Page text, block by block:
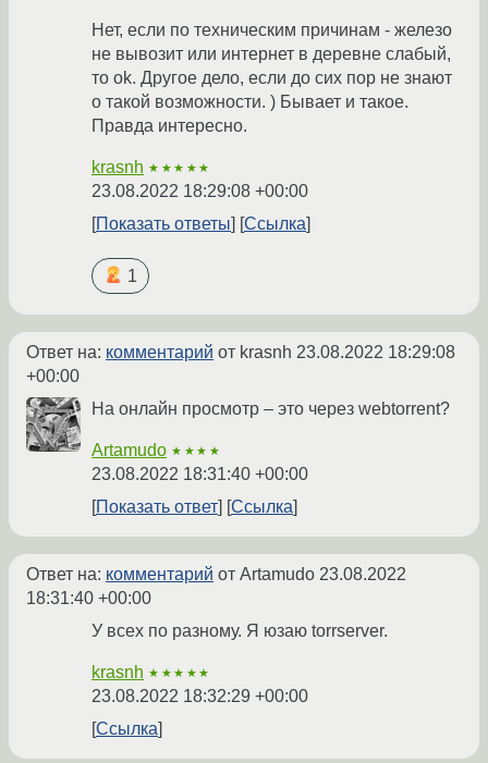
Нет, если по техническим причинам - железо
не вывозит или интернет в деревне слабый,
то ok. Другое дело, если до сих пор не знают
о такой возможности. ) Бывает и такое.
Правда интересно.
krasnh ★★★★★
23.08.2022 18:29:08 +00:00
Показать ответы
Ссылка
1
Ответ на: комментарий от krasnh 23.08.2022 18:29:08
+00:00
На онлайн просмотр – это через webtorrent?
Artamudo ★★★★
23.08.2022 18:31:40 +00:00
Показать ответ
Ссылка
Ответ на: комментарий от Artamudo 23.08.2022
18:31:40 +00:00
У всех по разному. Я юзаю torrserver.
krasnh ★★★★★
23.08.2022 18:32:29 +00:00
Ссылка